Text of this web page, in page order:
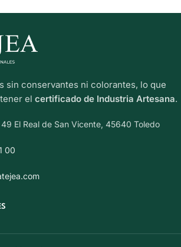
sin conservantes ni colorantes, lo que
el certificado de Industria Artesana.
El Real de San Vicente, 45640 Toledo
00